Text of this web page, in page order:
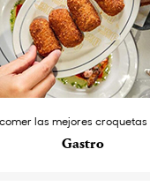
las mejores
Gastro